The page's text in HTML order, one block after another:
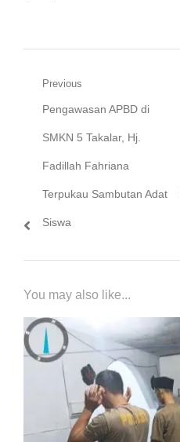
Navigasi
pos
Previous
Previous
post:
Pengawasan APBD di
SMKN 5 Takalar, Hj.
Fadillah Fahriana
Terpukau Sambutan Adat
Siswa
You may also like...